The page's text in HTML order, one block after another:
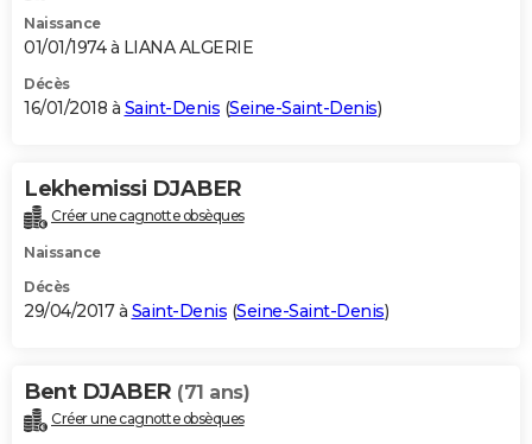
Naissance
01/01/1974 à LIANA ALGERIE
Décès
16/01/2018 à Saint-Denis (Seine-Saint-Denis)
Lekhemissi DJABER
Créer une cagnotte obsèques
Naissance
Décès
29/04/2017 à Saint-Denis (Seine-Saint-Denis)
Bent DJABER (71 ans)
Créer une cagnotte obsèques